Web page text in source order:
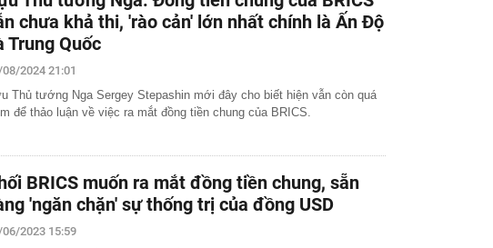
của những người siêu giàu
công viên câu cá rừng ngập mặn quy mô top đầu thế
lần sân Mỹ Đình
chiếc thẻ cho mọi giai đoạn tài chính
thường nằm ở ngoài rìa công viên?
trọng đến tất cả người dùng VNeID
đình không còn đặt bồn rửa trong phòng tắm? Hóa ra
đang được ưa chuộng
chưa khả thi, 'rào cản' lớn nhất chính là Ấn Độ
Trung Quốc
2024 21:01
Thủ tướng Nga Sergey Stepashin mới đây cho biết hiện vẫn còn quá
để thảo luận về việc ra mắt đồng tiền chung của BRICS.
BRICS muốn ra mắt đồng tiền chung, sẵn
'ngăn chặn' sự thống trị của đồng USD
2023 15:59